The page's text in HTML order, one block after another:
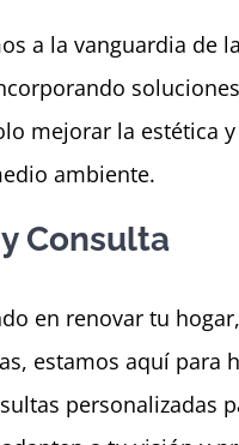
a la vanguardia de
mejorar la estética
ambiente.
Consulta
en renovar tu
estamos aquí para
personalizadas